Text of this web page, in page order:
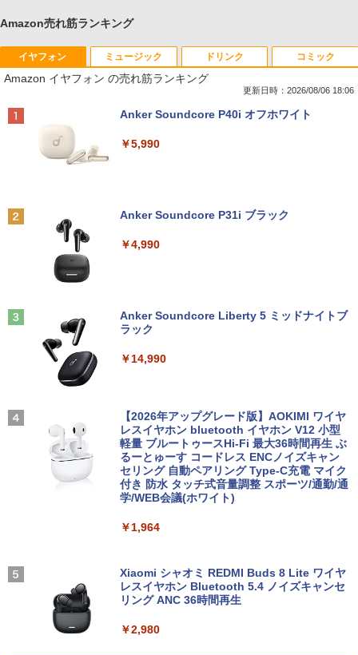
Amazon売れ筋ランキング
イヤフォン
Amazon イヤフォン の売れ筋ランキング
更新日時：2026/08/06 18:06
Anker Soundcore P40i オフホワイト
￥5,990
Anker Soundcore P31i ブラック
￥4,990
Anker Soundcore Liberty 5 ミッドナイトブ
ラック
￥14,990
【2026年アップグレード版】AOKIMI ワイヤ
レスイヤホン bluetooth イヤホン V12 小型
軽量 ブルートゥースHi-Fi 最大36時間再生 ぶ
るーとゅーす コードレス ENCノイズキャン
セリング 自動ペアリング Type-C充電 マイク
付き 防水 タッチ式音量調整 スポーツ/通勤/通
学/WEB会議(ホワイト)
￥1,964
Xiaomi シャオミ REDMI Buds 8 Lite ワイヤ
レスイヤホン Bluetooth 5.4 ノイズキャンセ
リング ANC 36時間再生
￥2,980
ミュージック ドリンク コミック